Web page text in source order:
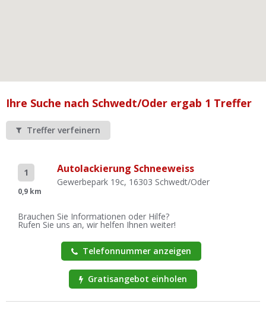
Werkstatt Login
Ihre Suche nach Schwedt/Oder ergab 1 Treffer
Treffer verfeinern
1
0,9 km
Autolackierung Schneeweiss
Gewerbepark 19c, 16303 Schwedt/Oder
Brauchen Sie Informationen oder Hilfe?
Rufen Sie uns an, wir helfen Ihnen weiter!
Telefonnummer anzeigen
Gratisangebot einholen